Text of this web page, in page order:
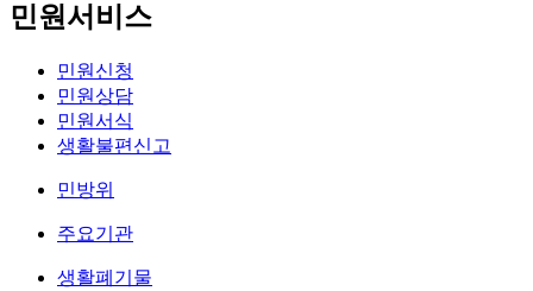
민원서비스
민원신청
민원상담
민원서식
생활불편신고
민방위
주요기관
생활폐기물